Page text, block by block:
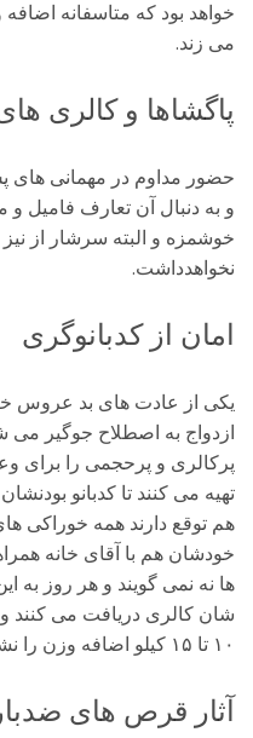
خواهد بود که متاسفانه
می زند.
پاگشاها و کالری
حضور مداوم در مهمانی های
و به دنبال آن تعارف فامیل
خوشمزه و البته سرشار از
نخواهدداشت.
امان از کدبانوگری
یکی از عادت های بد عروس
ازدواج به اصطلاح جوگیر می
پرکالری و پرحجمی را برای
تهیه می کنند تا کدبانو
هم توقع دارند همه خوراکی
خودشان هم با آقای خانه
ها نه نمی گویند و هر روز به
شان کالری دریافت می کنند
۱۰ تا ۱۵ کیلو اضافه وزن را نشان می دهد.
آثار قرص های